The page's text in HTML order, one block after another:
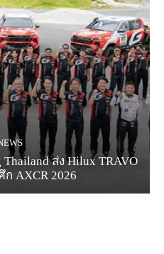
Thailand ส่ง Hilux TRAVO
AXCR 2026